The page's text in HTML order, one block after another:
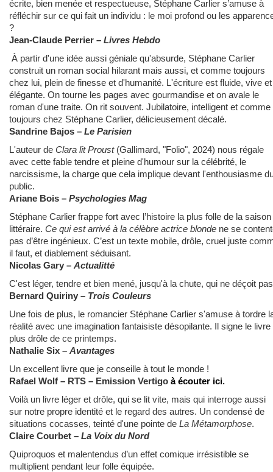
écrite, bien menée et respectueuse, Stéphane Carlier s’amuse à
réfléchir sur ce qui fait un individu : le moi profond ou les
?
Jean-Claude Perrier – Livres Hebdo
À partir d'une idée aussi géniale qu'absurde, Stéphane Carlier
construit un roman social hilarant mais aussi, et comme toujours
chez lui, plein de finesse et d'humanité. L'écriture est fluide, vive et
élégante. On tourne les pages avec gourmandise et on avale le
roman d'une traite. On rit souvent. Jubilatoire, intelligent et comme
toujours chez Stéphane Carlier, délicieusement décalé.
Sandrine Bajos – Le Parisien
L'auteur de Clara lit Proust(Gallimard, "Folio", 2024) nous régale
avec cette fable tendre et pleine d'humour sur la célébrité, le
narcissisme, la charge que cela implique devant l'enthousiasme
public.
Ariane Bois – Psychologies Mag
Stéphane Carlier frappe fort avec l’histoire la plus folle de la saison
littéraire. Ce qui est arrivé à la célèbre actrice blonde ne se
pas d’être ingénieux. C’est un texte mobile, drôle, cruel juste
il faut, et diablement séduisant.
Nicolas Gary – Actualitté
C'est léger, tendre et bien mené, jusqu'à la chute, qui ne déçoit
Bernard Quiriny – Trois Couleurs
Une fois de plus, le romancier Stéphane Carlier s'amuse à tordre
réalité avec une imagination fantaisiste désopilante. Il signe le livre
plus drôle de ce printemps.
Nathalie Six – Avantages
Un excellent livre que je conseille à tout le monde !
Rafael Wolf – RTS – Emission Vertigo à écouter ici.
Voilà un livre léger et drôle, qui se lit vite, mais qui interroge aussi
sur notre propre identité et le regard des autres. Un condensé de
situations cocasses, teinté d'une pointe de La Métamorphose.
Claire Courbet – La Voix du Nord
Quiproquos et malentendus d’un effet comique irrésistible se
multiplient pendant leur folle équipée.